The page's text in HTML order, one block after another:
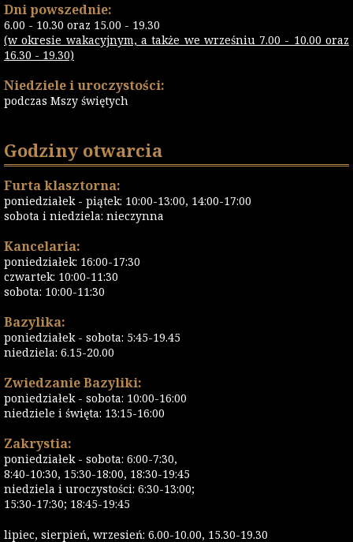
Dni powszednie:
6.00 - 10.30 oraz 15.00 - 19.30
(w okresie wakacyjnym, a także we wrześniu 7.00 - 10.00 oraz
16.30 - 19.30)
Niedziele i uroczystości:
podczas Mszy świętych
Godziny otwarcia
Furta klasztorna:
poniedziałek - piątek: 10:00-13:00, 14:00-17:00
sobota i niedziela: nieczynna
Kancelaria:
poniedziałek: 16:00-17:30
czwartek: 10:00-11:30
sobota: 10:00-11:30
Bazylika:
poniedziałek - sobota: 5:45-19.45
niedziela: 6.15-20.00
Zwiedzanie Bazyliki:
poniedziałek - sobota: 10:00-16:00
niedziele i święta: 13:15-16:00
Zakrystia:
poniedziałek - sobota: 6:00-7:30,
8:40-10:30, 15:30-18:00, 18:30-19:45
niedziela i uroczystości: 6:30-13:00;
15:30-17:30; 18:45-19:45
lipiec, sierpień, wrzesień: 6.00-10.00, 15.30-19.30